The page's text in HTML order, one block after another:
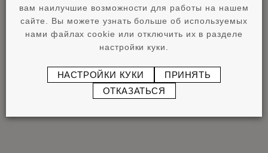
вам наилучшие возможности для работы на нашем
сайте. Вы можете узнать больше об используемых
нами файлах cookie или отключить их в разделе
настройки куки.
НАСТРОЙКИ КУКИ
ПРИНЯТЬ
ОТКАЗАТЬСЯ